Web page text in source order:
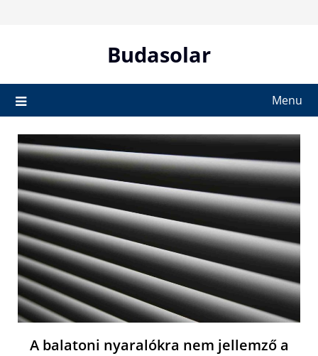
Budasolar
Menu
A balatoni nyaralókra nem jellemző a